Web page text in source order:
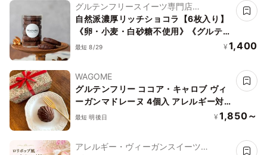
グルテンフリースイーツ専門店
NachuRa(ナチュラ)-南青山-
自然派濃厚リッチショコラ【6枚入り】
《卵・小麦・白砂糖不使用》《グルテン
フリー》《アレルギー配慮》
最短 8/29 ¥ 1,400
WAGOME
グルテンフリー ココア・キャロブ ヴィ
ーガンマドレーヌ 4個入 アレルギー対
応《ヴィーガンスイーツ》《グルテンフ
最短 明後日 ¥ 1,850～
アレルギー・ヴィーガンスイーツ